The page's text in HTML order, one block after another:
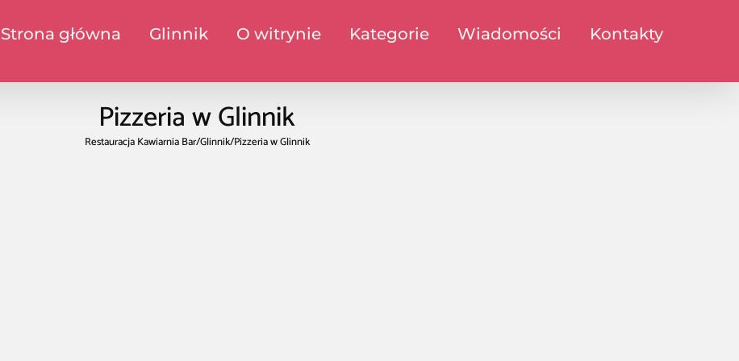
Strona główna Glinnik O witrynie Kategorie Wiadomości Kontakty
Pizzeria w Glinnik
Restauracja Kawiarnia Bar/Glinnik/Pizzeria w Glinnik